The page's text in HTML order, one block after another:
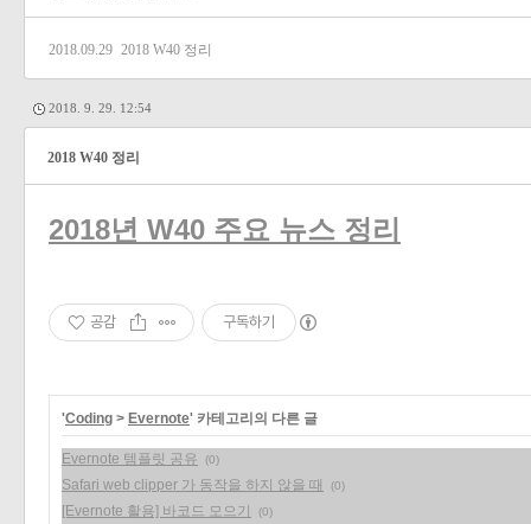
2018.09.29 2018 W40 정리
2018. 9. 29. 12:54
2018 W40 정리
2018년 W40 주요 뉴스 정리
공감 구독하기
'Coding > Evernote' 카테고리의 다른 글
Evernote 템플릿 공유 (0)
Safari web clipper 가 동작을 하지 않을 때 (0)
[Evernote 활용] 바코드 모으기 (0)